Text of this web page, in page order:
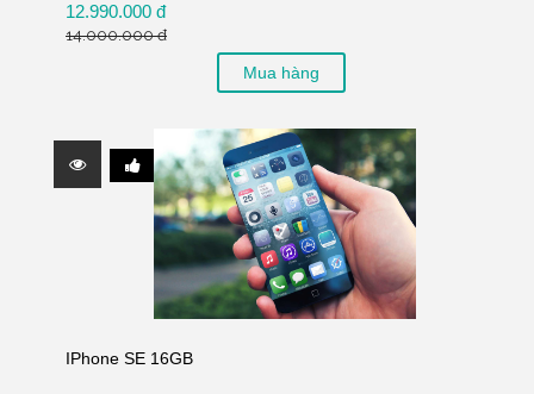
12.990.000 đ
14.000.000 đ
Mua hàng
IPhone SE 16GB